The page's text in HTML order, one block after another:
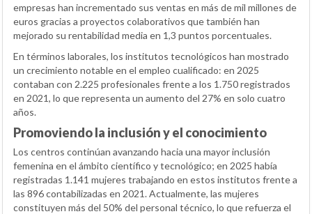
empresas han incrementado sus ventas en más de mil millones de
euros gracias a proyectos colaborativos que también han
mejorado su rentabilidad media en 1,3 puntos porcentuales.
En términos laborales, los institutos tecnológicos han mostrado
un crecimiento notable en el empleo cualificado: en 2025
contaban con 2.225 profesionales frente a los 1.750 registrados
en 2021, lo que representa un aumento del 27% en solo cuatro
años.
Promoviendo la inclusión y el conocimiento
Los centros continúan avanzando hacia una mayor inclusión
femenina en el ámbito científico y tecnológico; en 2025 había
registradas 1.141 mujeres trabajando en estos institutos frente a
las 896 contabilizadas en 2021. Actualmente, las mujeres
constituyen más del 50% del personal técnico, lo que refuerza el